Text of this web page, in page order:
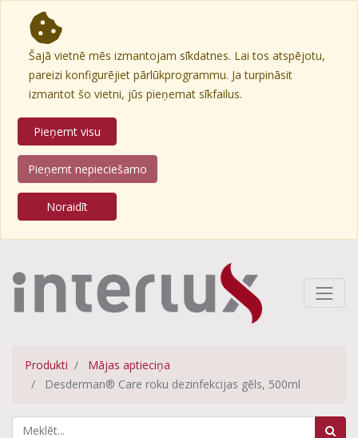
Šajā vietnē mēs izmantojam sīkdatnes. Lai tos atspējotu,
pareizi konfigurējiet pārlūkprogrammu. Ja turpināsit
izmantot šo vietni, jūs pieņemat sīkfailus.
Pieņemt visu
Pieņemt nepieciešamo
Noraidīt
Produkti
Mājas aptieciņa
Desderman® Care roku dezinfekcijas gēls, 500ml